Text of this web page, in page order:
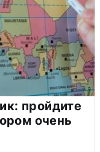
пройдите
очень